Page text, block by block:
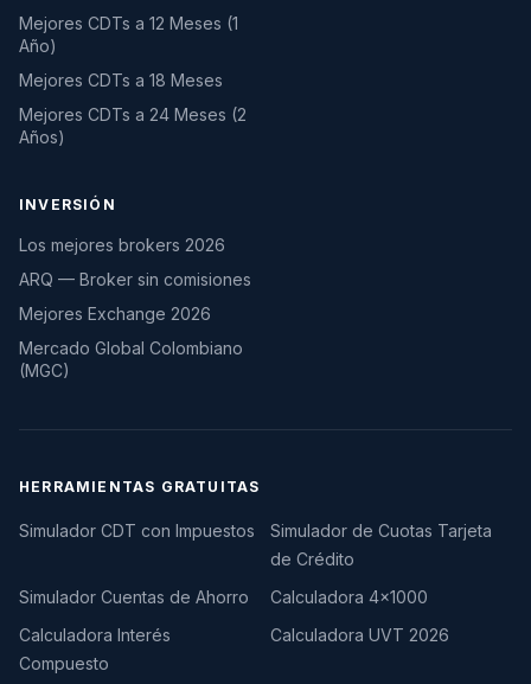
Mejores CDTs a 12 Meses (1
Año)
Mejores CDTs a 18 Meses
Mejores CDTs a 24 Meses (2
Años)
INVERSIÓN
Los mejores brokers 2026
ARQ — Broker sin comisiones
Mejores Exchange 2026
Mercado Global Colombiano
(MGC)
HERRAMIENTAS GRATUITAS
Simulador CDT con Impuestos
Simulador de Cuotas Tarjeta
de Crédito
Simulador Cuentas de Ahorro
Calculadora 4×1000
Calculadora Interés
Compuesto
Calculadora UVT 2026